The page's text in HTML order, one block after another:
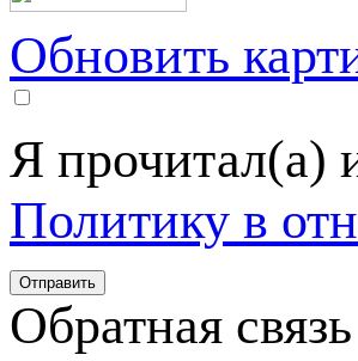
Обновить
Я
Политику в
Обратная связь